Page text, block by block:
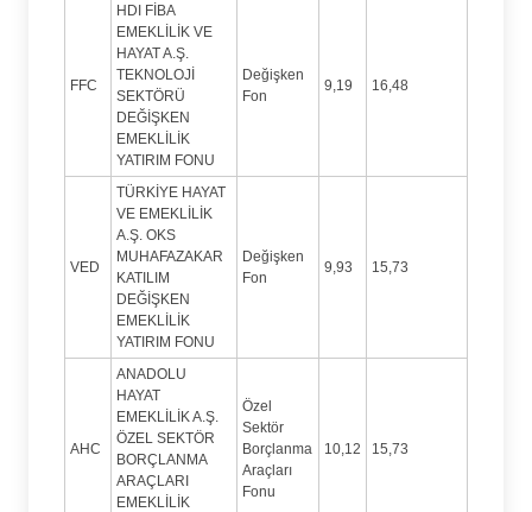
FFC
HDI FİBA
EMEKLİLİK VE
HAYAT A.Ş.
TEKNOLOJİ
SEKTÖRÜ
DEĞİŞKEN
EMEKLİLİK
YATIRIM FONU
Değişken
Fon
9,19 16,48
VED
TÜRKİYE HAYAT
VE EMEKLİLİK
A.Ş. OKS
MUHAFAZAKAR
KATILIM
DEĞİŞKEN
EMEKLİLİK
YATIRIM FONU
Değişken
Fon
9,93 15,73
AHC
ANADOLU
HAYAT
EMEKLİLİK A.Ş.
ÖZEL SEKTÖR
BORÇLANMA
ARAÇLARI
EMEKLİLİK
Özel
Sektör
Borçlanma
Araçları
Fonu
10,12 15,73